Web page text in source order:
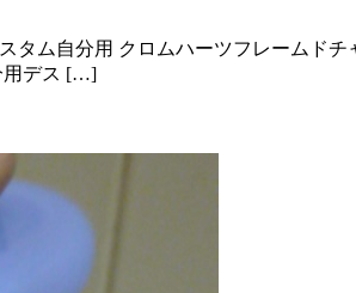
タム自分用 クロムハーツフレームド
用デス […]